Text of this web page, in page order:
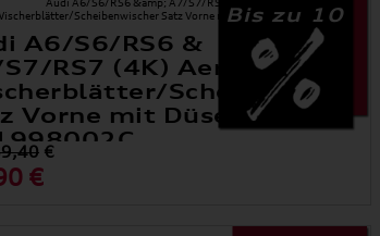
Bis zu 10
A6/S6/RS6 &
RS7 (4K) Aero-
Scheibenwischer
Vorne mit Düsen
€
€